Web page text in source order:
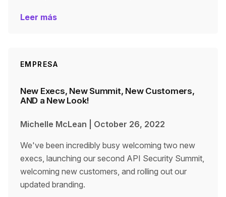
Leer más
EMPRESA
New Execs, New Summit, New Customers,
AND a New Look!
Michelle McLean October 26, 2022
We've been incredibly busy welcoming two new
execs, launching our second API Security Summit,
welcoming new customers, and rolling out our
updated branding.